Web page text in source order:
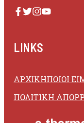
LINKS
ΑΡΧΙΚΗΠΟΙΟΙ
ΠΟΛΙΤΙΚΗ